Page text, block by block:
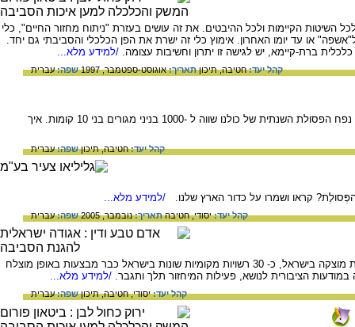
השיטות הקיימות ולכל ההיבטים. את זה עושים בעזרת "ניתוח מחזור החיים", כלי
או עד יומו האחרון. אימוץ כלי זה ישרת את הפן הכלכלי והסביבתי גם יחד.
כלכלית ברת-קיימא, יש לגישה זו יתרון וחשיבות עצומה. /למידע מלא...
קהל יעד:חטיבה,תיכוןתאריך:אוגוסט-ספטמבר, 1997 שפה:עברית
ישראלי ממוצע מייצר ביום מעל 2 ק"ג אשפה. נפח הפסולת השנתית של כולנו שווה ל -1000 בניני מגורים בני 10 קומות. איך
קהל יעד:חטיבה,תיכוןשפה:עברית
קראו ושמרו על כדור הארץ שלנו. /למידע מלא...
קהל יעד:יסודי,חטיבהתאריך:נובמבר, 2005 שפה:עברית
על פי סקר אדם טבע ודין בעניין מיחזור פסולת מוצקה בישראל, כ- 30 רשויות מקומיות שונות בישראל כבר מבצעות באופן מוצלח
במודעות הציבורית לנושא, פעילות המיחזור תלך ותגבר. /למידע מלא...
קהל יעד:יסודי,חטיבה,תיכוןשפה:עברית